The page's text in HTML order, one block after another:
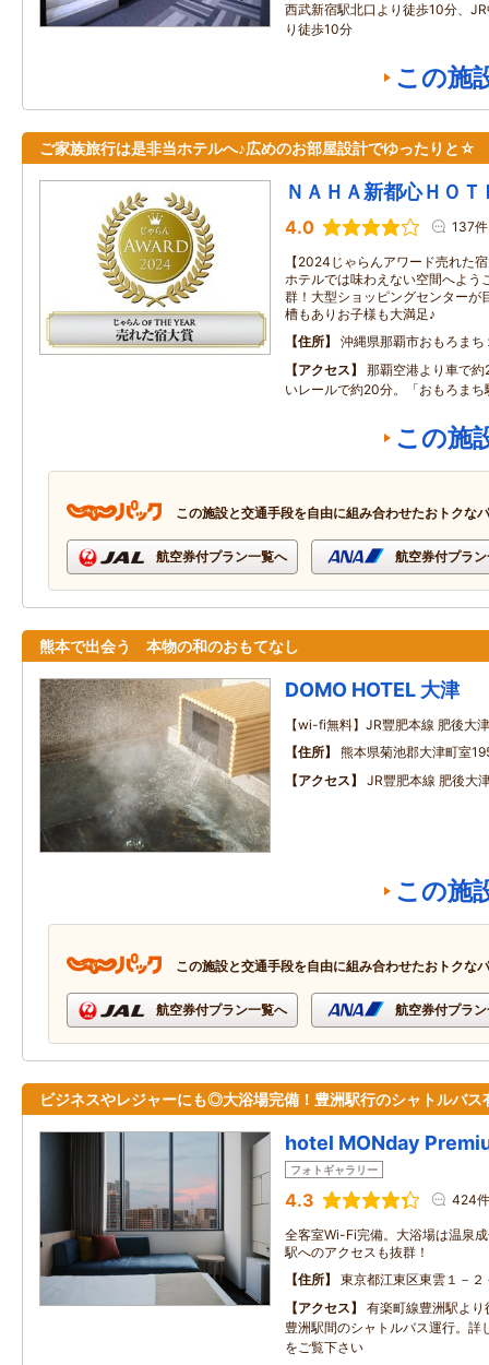
西武新宿駅北口より徒歩10分、
り徒歩10分
この施
ご家族旅行は是非当ホテルへ♪広めのお部屋設計でゆったりと☆
ＮＡＨＡ新都心ＨＯＴ
4.0 137件
【2024じゃらんアワード売れた
ホテルでは味わえない空間へよ
群！大型ショッピングセンター
槽もありお子様も大満足♪
住所
沖縄県那覇市おもろまち
アクセス
那覇空港より車で
いレールで約20分。「おもろま
この施
この施設と交通手段を自由に組み合わせたおトクな
航空券付プラン一覧へ 航空券付プラ
熊本で出会う 本物の和のおもてなし
DOMO HOTEL 大津
【wi-fi無料】JR豐肥本線 肥後大
住所
熊本県菊池郡大津町室
アクセス
JR豐肥本線 肥後大
この施
この施設と交通手段を自由に組み合わせたおトクな
航空券付プラン一覧へ 航空券付プラ
ビジネスやレジャーにも◎大浴場完備！豊洲駅行のシャトルバ
hotel MONday
フォトギャラリー
4.3 424件
全客室Wi-Fi完備。大浴場は温泉
駅へのアクセスも抜群！
住所
東京都江東区東雲１－２
アクセス
有楽町線豊洲駅よ
豊洲駅間のシャトルバス運行。詳
をご覧下さい